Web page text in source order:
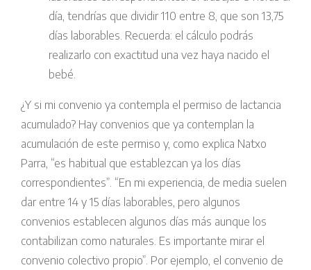
día, tendrías que dividir 110 entre 8, que son 13,75
días laborables. Recuerda: el cálculo podrás
realizarlo con exactitud una vez haya nacido el
bebé.
¿Y si mi convenio ya contempla el permiso de lactancia
acumulado? Hay convenios que ya contemplan la
acumulación de este permiso y, como explica Natxo
Parra, “es habitual que establezcan ya los días
correspondientes”. “En mi experiencia, de media suelen
dar entre 14 y 15 días laborables, pero algunos
convenios establecen algunos días más aunque los
contabilizan como naturales. Es importante mirar el
convenio colectivo propio”. Por ejemplo, el convenio de